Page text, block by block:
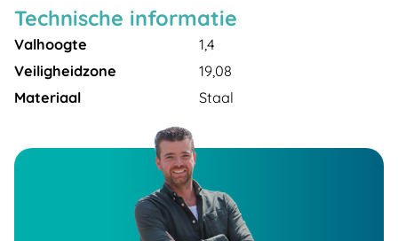
Technische informatie
Valhoogte
1,4
Veiligheidzone
19,08
Materiaal
Staal